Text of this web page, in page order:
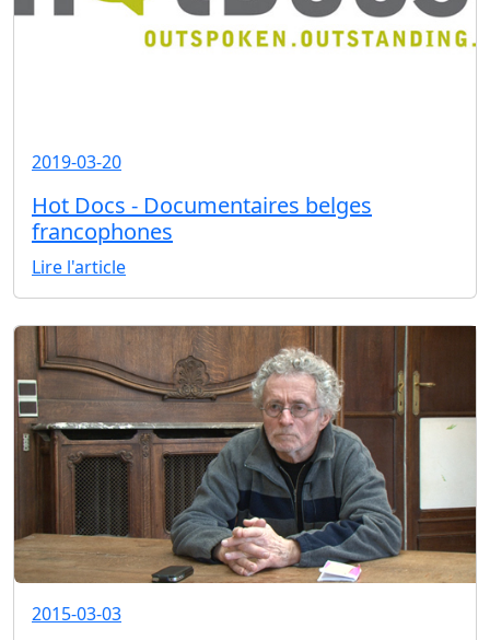
2019-03-20
Hot Docs - Documentaires belges
francophones
Lire l'article
2015-03-03